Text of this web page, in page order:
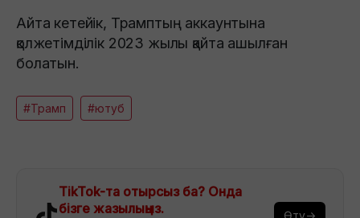
Айта кетейік, Трамптың аккаунтына
қолжетімділік 2023 жылы қайта ашылған
болатын.
#Трамп #ютуб
TikTok-та отырсыз ба? Онда
бізге жазылыңыз.
Өту→